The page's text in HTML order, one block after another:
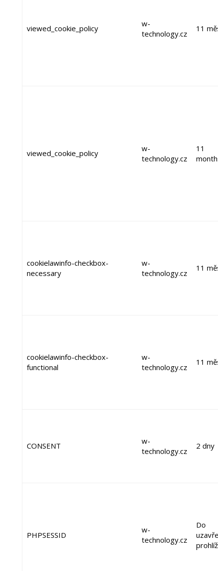
viewed_cookie_policy
w-
technology.cz
11
viewed_cookie_policy
w-
technology.cz
11
cookielawinfo-checkbox-
necessary
w-
technology.cz
11
cookielawinfo-checkbox-
functional
w-
technology.cz
11
CONSENT
w-
technology.cz
2 dny
PHPSESSID
w-
technology.cz
Do